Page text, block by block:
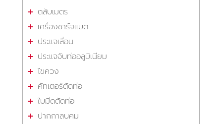
ตลับเมตร
เครื่องชาร์จแบต
ประแจเลื่อน
ประแจจับท่ออลูมิเนียม
ไขควง
คัทเตอร์ตัดท่อ
ใบมีดตัดท่อ
ปากกาลบคม